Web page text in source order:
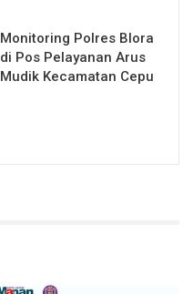
Monitoring Polres Blora
di Pos Pelayanan Arus
Mudik Kecamatan Cepu